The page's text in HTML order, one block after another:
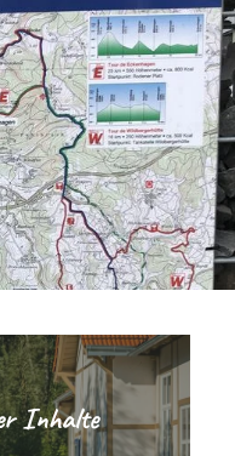
Inhalte